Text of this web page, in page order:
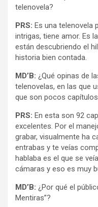
telenovela?
PRS: Es una telenovela
intrigas, tiene amor. Es
están descubriendo el
historia bien contada.
MD’B: ¿Qué opinas de
telenovelas, en las que
que son pocos
PRS: En esta son 92
excelentes. Por el
grabar, visualmente ha
entrabas y te veías
hablaba es el que se
cámaras y eso es muy
MD’B: ¿Por qué el
Mentiras”?